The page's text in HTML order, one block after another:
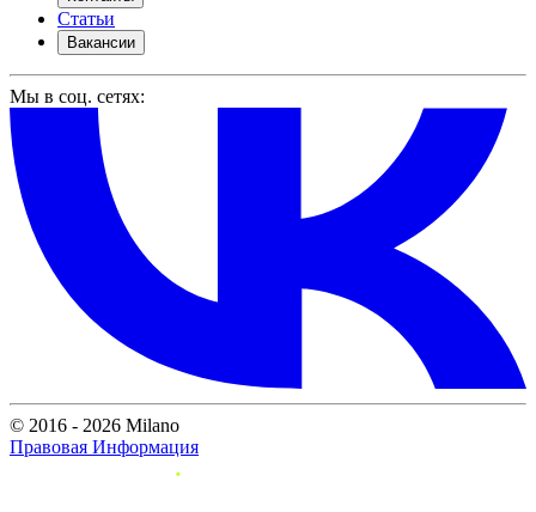
Статьи
Вакансии
Мы в соц. сетях:
© 2016 - 2026 Milano
Правовая Информация